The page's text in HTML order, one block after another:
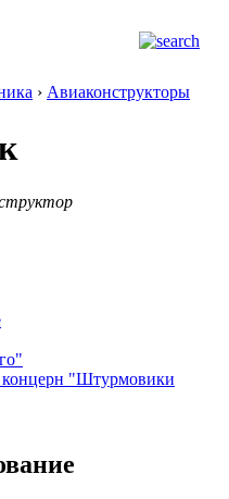
› Авиаконструкторы
концерн "Штурмовики